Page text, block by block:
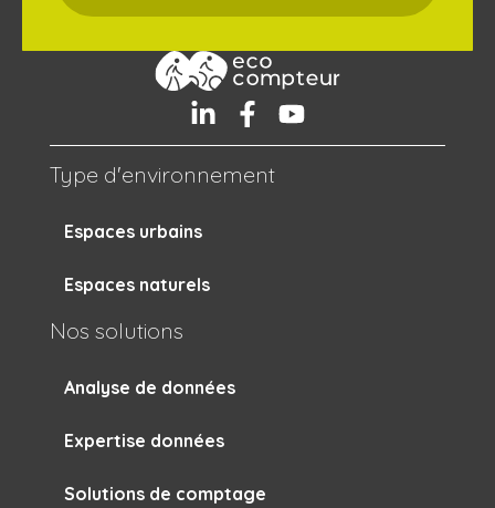
Type d'environnement
Espaces urbains
Espaces naturels
Nos solutions
Analyse de données
Expertise données
Solutions de comptage